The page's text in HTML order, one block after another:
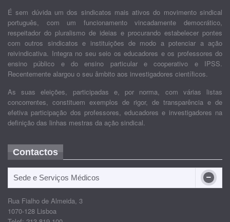
É sem dúvida um dos sindicatos mais ativos do movimento sindical
português, com um funcionamento vincadamente democrático,
respeitador do pluralismo de ideias e procurando estabelecer pontes
com outros sindicatos e instituições de modo a potenciar a ação
reivindicativa. Integra no seu seio os educadores e os professores do
ensino público e do ensino particular e cooperativo e IPSS.
Recentemente alargou o seu âmbito aos investigadores científicos.
As suas eleições, participadas e, por norma, com várias listas
concorrentes, constituem exemplos de rigor, de transparência e de
efetiva participação dos professores, educadores e investigadores na
definição das linhas mestras da ação sindical.
Contactos
Sede e Serviços Médicos
Rua Fialho de Almeida, 3
1070-128 Lisboa